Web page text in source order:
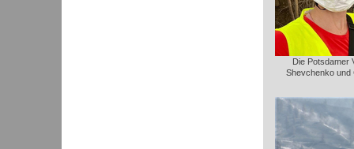
Die Potsdamer
Shevchenko und